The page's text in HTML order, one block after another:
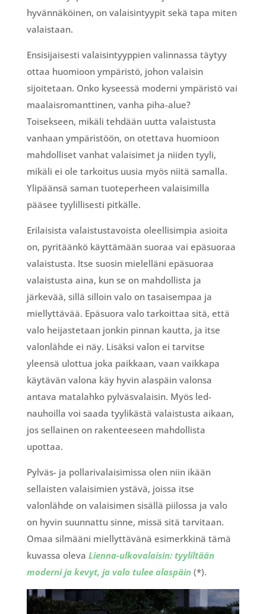
hyvännäköinen, on valaisintyypit sekä tapa miten
valaistaan.
Ensisijaisesti valaisintyyppien valinnassa täytyy
ottaa huomioon ympäristö, johon valaisin
sijoitetaan. Onko kyseessä moderni ympäristö vai
maalaisromanttinen, vanha piha-alue?
Toisekseen, mikäli tehdään uutta valaistusta
vanhaan ympäristöön, on otettava huomioon
mahdolliset vanhat valaisimet ja niiden tyyli,
mikäli ei ole tarkoitus uusia myös niitä samalla.
Ylipäänsä saman tuoteperheen valaisimilla
pääsee tyylillisesti pitkälle.
Erilaisista valaistustavoista oleellisimpia asioita
on, pyritäänkö käyttämään suoraa vai epäsuoraa
valaistusta. Itse suosin mielelläni epäsuoraa
valaistusta aina, kun se on mahdollista ja
järkevää, sillä silloin valo on tasaisempaa ja
miellyttävää. Epäsuora valo tarkoittaa sitä, että
valo heijastetaan jonkin pinnan kautta, ja itse
valonlähde ei näy. Lisäksi valon ei tarvitse
yleensä ulottua joka paikkaan, vaan vaikkapa
käytävän valona käy hyvin alaspäin valonsa
antava matalahko pylväsvalaisin. Myös led-
nauhoilla voi saada tyylikästä valaistusta aikaan,
jos sellainen on rakenteeseen mahdollista
upottaa.
Pylväs- ja pollarivalaisimissa olen niin ikään
sellaisten valaisimien ystävä, joissa itse
valonlähde on valaisimen sisällä piilossa ja valo
on hyvin suunnattu sinne, missä sitä tarvitaan.
Omaa silmääni miellyttävänä esimerkkinä tämä
kuvassa oleva Lienna-ulkovalaisin: tyyliltään
moderni ja kevyt, ja valo tulee alaspäin(*).